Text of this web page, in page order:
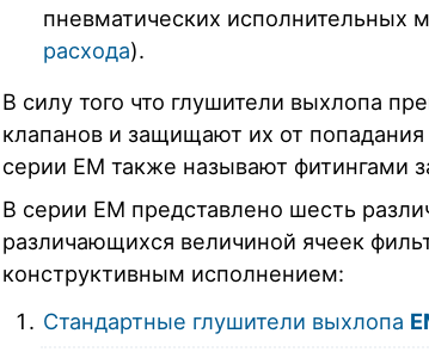
пневматических исполнительных
расхода).
В силу того что глушители выхлопа
клапанов и защищают их от
серии EM также называют фитингами
В серии EM представлено шесть
различающихся величиной ячеек
конструктивным исполнением:
Стандартные глушители выхлопа